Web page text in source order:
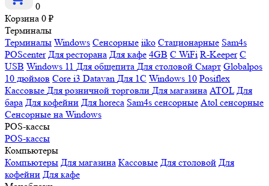
0
Корзина 0 ₽
Терминалы
Терминалы Windows Сенсорные iiko Стационарные Sam4s
POScenter Для ресторана Для кафе 4GB С WiFi R-Keeper С
USB Windows 11 Для общепита Для столовой Смарт Globalpos
10 дюймов Core i3 Datavan Для 1С Windows 10 Posiflex
Кассовые Для розничной торговли Для магазина ATOL Для
бара Для кофейни Для horeca Sam4s сенсорные Atol сенсорные
Сенсорные на Windows
POS-кассы
POS-кассы
Компьютеры
Компьютеры Для магазина Кассовые Для столовой Для
кофейни Для кафе